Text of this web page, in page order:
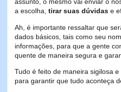
a escolha, tirar suas dúvidas e
Ah, é importante ressaltar que
dados básicos, tais como seu
informações, para que a gente
quente de maneira segura e
Tudo é feito de maneira sigilosa
para garantir que tudo aconteça